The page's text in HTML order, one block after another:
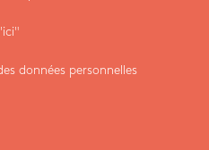
données personnelles